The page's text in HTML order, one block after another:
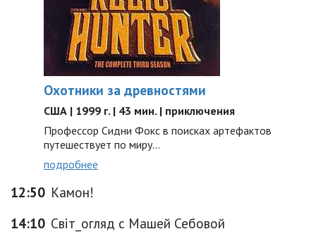
Охотники за древностями
США | 1999 г. | 43 мин. | приключения
Профессор Сидни Фокс в поисках артефактов
путешествует по миру...
подробнее
12:50 Камон!
14:10 Світ_огляд с Машей Себовой